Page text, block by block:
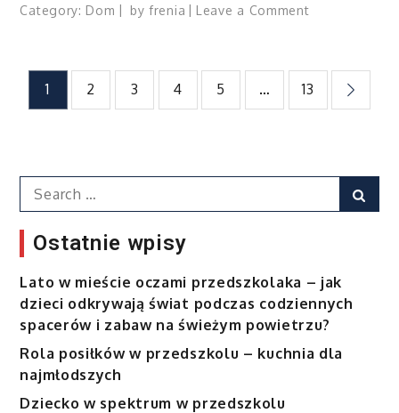
Category: Dom byfrenia Leave a Commenton
korzystać
z
codziennej
Nawigacja
wpisach
1 2 3 4 5 … 13
Search
for:
Ostatnie wpisy
Lato w mieście oczami przedszkolaka – jak
dzieci odkrywają świat podczas codziennych
spacerów i zabaw na świeżym powietrzu?
Rola posiłków w przedszkolu – kuchnia dla
najmłodszych
Dziecko w spektrum w przedszkolu